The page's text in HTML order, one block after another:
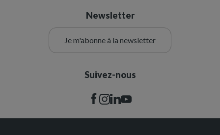
Newsletter
Je m'abonne à la newsletter
Suivez-nous